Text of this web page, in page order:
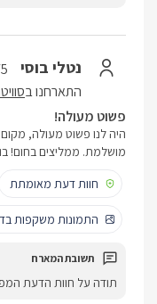
נטלי בוסי
התארחנו ב
פשוט מעולה!
היה לנו פשוט מעולה,
מושלמת. ממליצים בחום!
חוות דעת מאומתת
התמונות משקפות
תודה על חוות הדעת